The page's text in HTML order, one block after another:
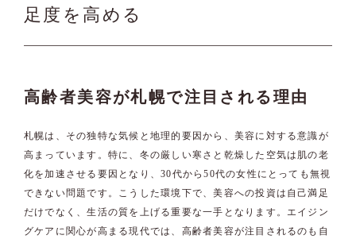
足度を高める
高齢者美容が札幌で注目される理由
札幌は、その独特な気候と地理的要因から、美容に対する意識が
高まっています。特に、冬の厳しい寒さと乾燥した空気は肌の老
化を加速させる要因となり、30代から50代の女性にとっても無視
できない問題です。こうした環境下で、美容への投資は自己満足
だけでなく、生活の質を上げる重要な一手となります。エイジン
グケアに関心が高まる現代では、高齢者美容が注目されるのも自